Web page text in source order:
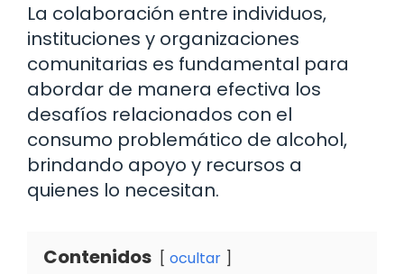
La colaboración entre individuos,
instituciones y organizaciones
comunitarias es fundamental para
abordar de manera efectiva los
desafíos relacionados con el
consumo problemático de alcohol,
brindando apoyo y recursos a
quienes lo necesitan.
Contenidos ocultar